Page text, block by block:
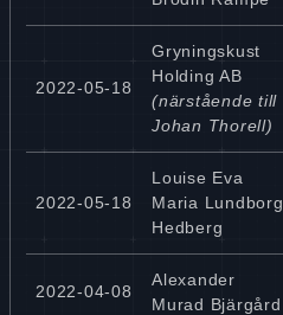
2022-05-18
Gryningskust
Holding AB
(närstående till
Johan Thorell)
2022-05-18
Louise Eva
Maria Lundborg
Hedberg
2022-04-08
Alexander
Murad Bjärgård